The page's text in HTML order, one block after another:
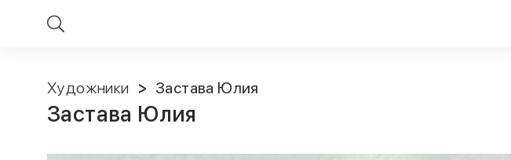
Художники Застава Юлия
Застава Юлия